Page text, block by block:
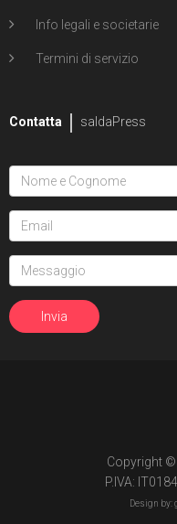
Info legali e societarie
Termini di servizio
Contatta saldaPress
Copyright ©
P.IVA:
Design by: